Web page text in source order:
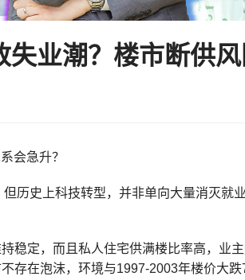
业潮？楼市断供风
会急升？
历史上科技转型，并非单向大量消灭就
稳定，而且私人住宅供满楼比率高，业
存在泡沫，环境与1997-2003年楼价大